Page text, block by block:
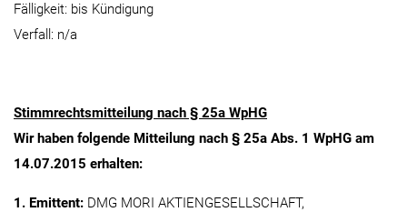
Fälligkeit: bis Kündigung
Verfall: n/a
Stimmrechtsmitteilung nach § 25a WpHG
Wir haben folgende Mitteilung nach § 25a Abs. 1 WpHG am
14.07.2015 erhalten:
1. Emittent: DMG MORI AKTIENGESELLSCHAFT,